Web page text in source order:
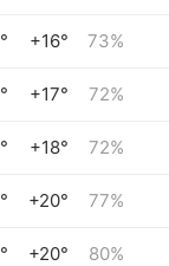
+16° 73%
+17° 72%
+18° 72%
+20° 77%
+20° 80%